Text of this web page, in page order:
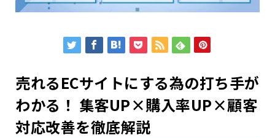
売れるECサイトにする為の打ち手が
わかる！ 集客UP×購入率UP×顧客
対応改善を徹底解説